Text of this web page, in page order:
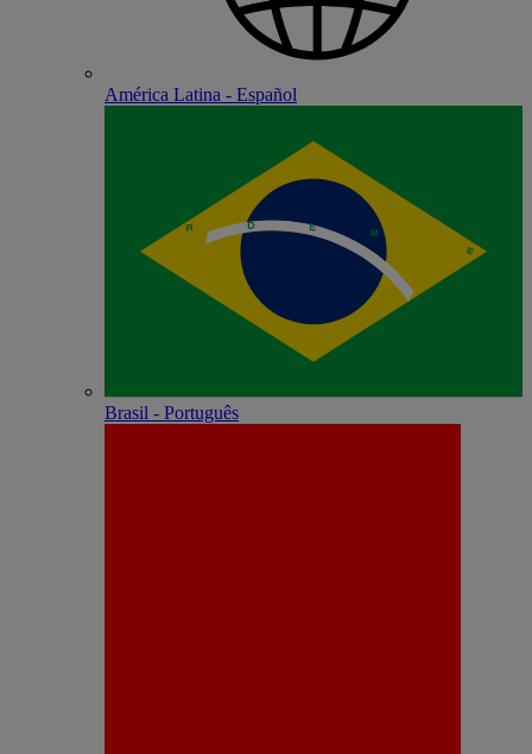
América Latina - Español
Brasil - Português